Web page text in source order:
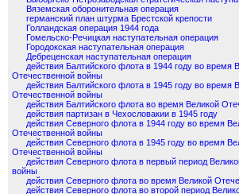
Вяземская оборонительная операция
германский план штурма Брестской крепости
Голландская операция 1944 года
Гомельско-Речицкая наступательная операция
Городокская наступательная операция
Дебреценская наступательная операция
действия Балтийского флота в 1944 году во время
Отечественной войны
действия Балтийского флота в 1945 году во время
Отечественной войны
действия Балтийского флота во время Великой
действия партизан в Чехословакии в 1945 году
действия Северного флота в 1944 году во время
Отечественной войны
действия Северного флота в 1945 году во время
Отечественной войны
действия Северного флота в первый период
войны
действия Северного флота во время Великой
действия Северного флота во второй период